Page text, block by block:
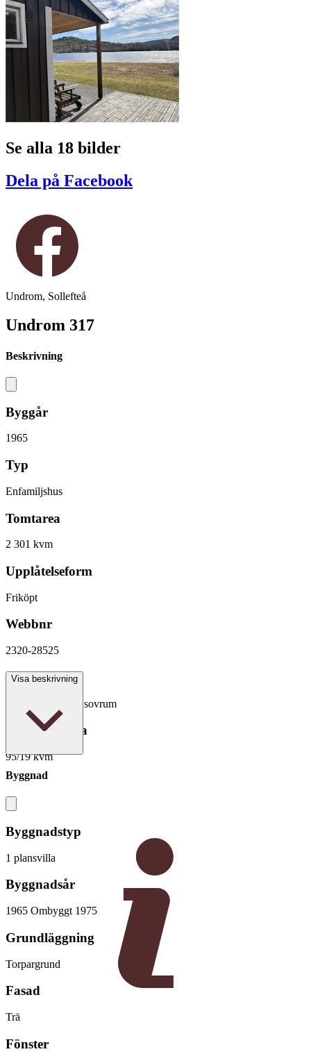
Se alla 18 bilder
Dela på Facebook
Undrom, Sollefteå
Undrom 317
Beskrivning
Byggår
1965
Typ
Enfamiljshus
Tomtarea
2 301 kvm
Upplåtelseform
Friköpt
Webbnr
2320-28525
Antal rum
4 rum varav 1 - 2 sovrum
Boarea/Biarea
95/19 kvm
Visa beskrivning
Byggnad
Byggnadstyp
1 plansvilla
Byggnadsår
1965 Ombyggt 1975
Grundläggning
Torpargrund
Fasad
Trä
Fönster